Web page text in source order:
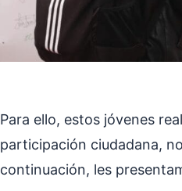
Para ello, estos jóvenes
participación ciudadana,
continuación, les